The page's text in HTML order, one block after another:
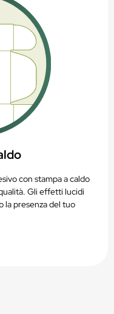
con stampa a caldo
Gli effetti lucidi
la presenza del tuo